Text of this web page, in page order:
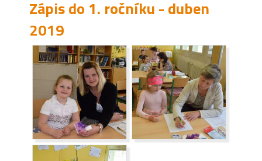
Zápis do 1. ročníku - duben
2019